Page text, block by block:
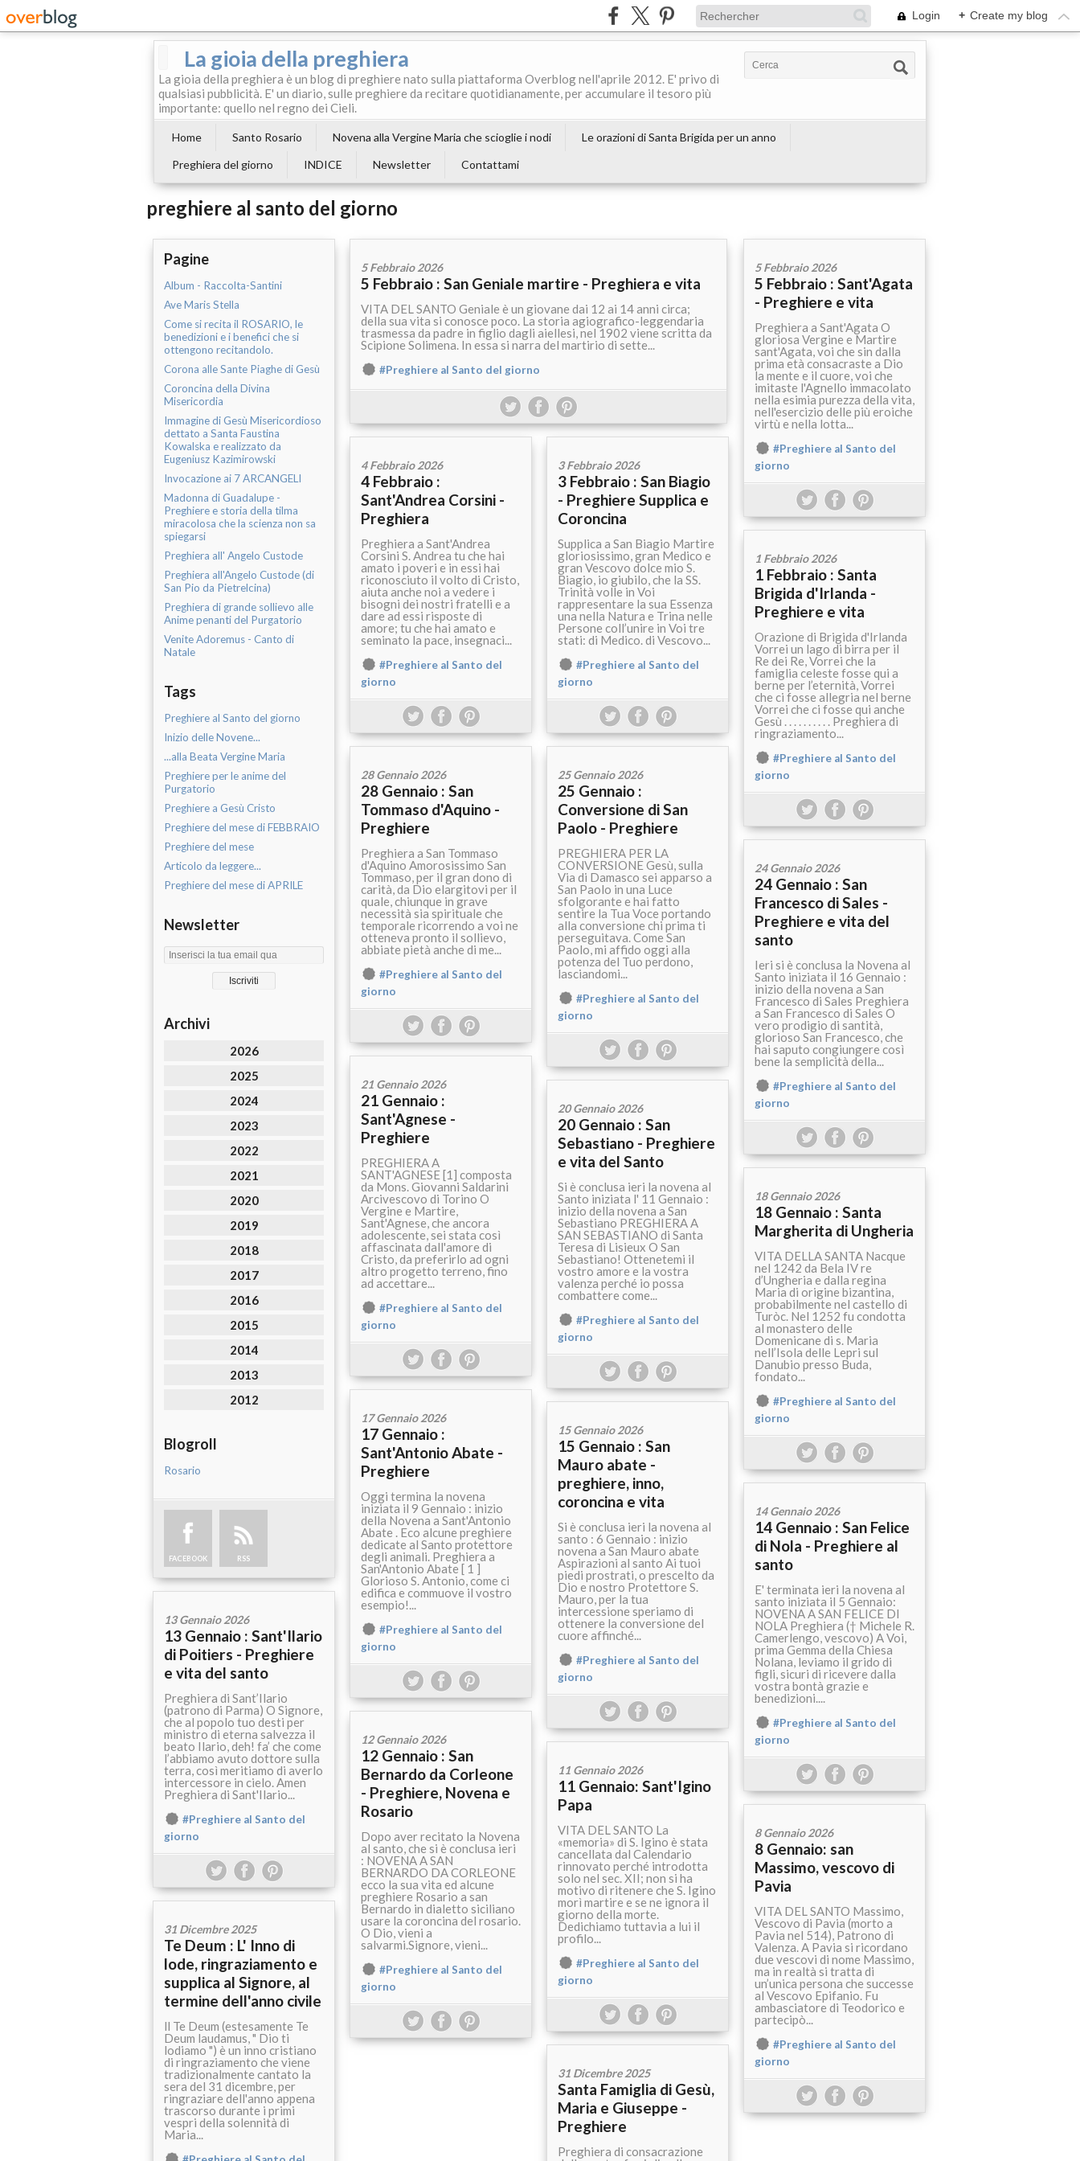
Login + Create my blog
La gioia della preghiera
La gioia della preghiera è un blog di preghiere nato sulla piattaforma Overblog nell'aprile 2012. E' privo di
qualsiasi pubblicità. E' un diario, sulle preghiere da recitare quotidianamente, per accumulare il tesoro più
importante: quello nel regno dei Cieli.
Home Santo Rosario Novena alla Vergine Maria che scioglie i nodi
Le orazioni di Santa Brigida per un anno
Preghiera del giorno
INDICE Newsletter Contattami
preghiere al santo del giorno
Pagine
Album - Raccolta-Santini
Ave Maris Stella
Come si recita il ROSARIO, le
benedizioni e i benefici che si
ottengono recitandolo.
Corona alle Sante Piaghe di Gesù
Coroncina della Divina
Misericordia
Immagine di Gesù Misericordioso
dettato a Santa Faustina
Kowalska e realizzato da
Eugeniusz Kazimirowski
Invocazione ai 7 ARCANGELI
Madonna di Guadalupe -
Preghiere e storia della tilma
miracolosa che la scienza non sa
spiegarsi
Preghiera all' Angelo Custode
Preghiera all'Angelo Custode (di
San Pio da Pietrelcina)
Preghiera di grande sollievo alle
Anime penanti del Purgatorio
Venite Adoremus - Canto di
Natale
Tags
Preghiere al Santo del giorno
Inizio delle Novene...
...alla Beata Vergine Maria
Preghiere per le anime del
Purgatorio
Preghiere a Gesù Cristo
Preghiere del mese di FEBBRAIO
Preghiere del mese
Articolo da leggere...
Preghiere del mese di APRILE
Newsletter
Archivi
2026
2025
2024
2023
2022
2021
2020
2019
2018
2017
2016
2015
2014
2013
2012
Blogroll
Rosario
FACEBOOK RSS
5 Febbraio 2026
5 Febbraio : San Geniale martire - Preghiera e vita
VITA DEL SANTO Geniale è un giovane dai 12 ai 14 anni circa;
della sua vita si conosce poco. La storia agiografico-leggendaria
trasmessa da padre in figlio dagli aiellesi, nel 1902 viene scritta da
Scipione Solimena. In essa si narra del martirio di sette...
#Preghiere al Santo del giorno
5 Febbraio 2026
5 Febbraio : Sant'Agata
- Preghiere e vita
Preghiera a Sant'Agata O
gloriosa Vergine e Martire
sant'Agata, voi che sin dalla
prima età consacraste a Dio
la mente e il cuore, voi che
imitaste l'Agnello immacolato
nella esimia purezza della vita,
nell'esercizio delle più eroiche
virtù e nella lotta...
#Preghiere al Santo del
giorno
4 Febbraio 2026
4 Febbraio :
Sant'Andrea Corsini -
Preghiera
Preghiera a Sant'Andrea
Corsini S. Andrea tu che hai
amato i poveri e in essi hai
riconosciuto il volto di Cristo,
aiuta anche noi a vedere i
bisogni dei nostri fratelli e a
dare ad essi risposte di
amore; tu che hai amato e
seminato la pace, insegnaci...
#Preghiere al Santo del
giorno
3 Febbraio 2026
3 Febbraio : San Biagio
- Preghiere Supplica e
Coroncina
Supplica a San Biagio Martire
gloriosissimo, gran Medico e
gran Vescovo dolce mio S.
Biagio, io giubilo, che la SS.
Trinità volle in Voi
rappresentare la sua Essenza
una nella Natura e Trina nelle
Persone coll’unire in Voi tre
stati: di Medico. di Vescovo...
#Preghiere al Santo del
giorno
1 Febbraio 2026
1 Febbraio : Santa
Brigida d'Irlanda -
Preghiere e vita
Orazione di Brigida d'Irlanda
Vorrei un lago di birra per il
Re dei Re, Vorrei che la
famiglia celeste fosse qui a
berne per l’eternità, Vorrei
che ci fosse allegria nel berne
Vorrei che ci fosse qui anche
Gesù . . . . . . . . . . Preghiera di
ringraziamento...
#Preghiere al Santo del
giorno
28 Gennaio 2026
28 Gennaio : San
Tommaso d'Aquino -
Preghiere
Preghiera a San Tommaso
d'Aquino Amorosissimo San
Tommaso, per il gran dono di
carità, da Dio elargitovi per il
quale, chiunque in grave
necessità sia spirituale che
temporale ricorrendo a voi ne
otteneva pronto il sollievo,
abbiate pietà anche di me...
#Preghiere al Santo del
giorno
25 Gennaio 2026
25 Gennaio :
Conversione di San
Paolo - Preghiere
PREGHIERA PER LA
CONVERSIONE Gesù, sulla
Via di Damasco sei apparso a
San Paolo in una Luce
sfolgorante e hai fatto
sentire la Tua Voce portando
alla conversione chi prima ti
perseguitava. Come San
Paolo, mi affido oggi alla
potenza del Tuo perdono,
lasciandomi...
#Preghiere al Santo del
giorno
24 Gennaio 2026
24 Gennaio : San
Francesco di Sales -
Preghiere e vita del
santo
Ieri si è conclusa la Novena al
Santo iniziata il 16 Gennaio :
inizio della novena a San
Francesco di Sales Preghiera
a San Francesco di Sales O
vero prodigio di santità,
glorioso San Francesco, che
hai saputo congiungere così
bene la semplicità della...
#Preghiere al Santo del
giorno
21 Gennaio 2026
21 Gennaio :
Sant'Agnese -
Preghiere
PREGHIERA A
SANT'AGNESE [1] composta
da Mons. Giovanni Saldarini
Arcivescovo di Torino O
Vergine e Martire,
Sant'Agnese, che ancora
adolescente, sei stata così
affascinata dall'amore di
Cristo, da preferirlo ad ogni
altro progetto terreno, fino
ad accettare...
#Preghiere al Santo del
giorno
20 Gennaio 2026
20 Gennaio : San
Sebastiano - Preghiere
e vita del Santo
Si è conclusa ieri la novena al
Santo iniziata l' 11 Gennaio :
inizio della novena a San
Sebastiano PREGHIERA A
SAN SEBASTIANO di Santa
Teresa di Lisieux O San
Sebastiano! Ottenetemi il
vostro amore e la vostra
valenza perché io possa
combattere come...
#Preghiere al Santo del
giorno
18 Gennaio 2026
18 Gennaio : Santa
Margherita di Ungheria
VITA DELLA SANTA Nacque
nel 1242 da Bela IV re
d’Ungheria e dalla regina
Maria di origine bizantina,
probabilmente nel castello di
Turòc. Nel 1252 fu condotta
al monastero delle
Domenicane di s. Maria
nell’Isola delle Lepri sul
Danubio presso Buda,
fondato...
#Preghiere al Santo del
giorno
17 Gennaio 2026
17 Gennaio :
Sant'Antonio Abate -
Preghiere
Oggi termina la novena
iniziata il 9 Gennaio : inizio
della Novena a Sant'Antonio
Abate . Eco alcune preghiere
dedicate al Santo protettore
degli animali. Preghiera a
San'Antonio Abate [ 1 ]
Glorioso S. Antonio, come ci
edifica e commuove il vostro
esempio!...
#Preghiere al Santo del
giorno
15 Gennaio 2026
15 Gennaio : San
Mauro abate -
preghiere, inno,
coroncina e vita
Si è conclusa ieri la novena al
santo : 6 Gennaio : inizio
novena a San Mauro abate
Aspirazioni al santo Ai tuoi
piedi prostrati, o prescelto da
Dio e nostro Protettore S.
Mauro, per la tua
intercessione speriamo di
ottenere la conversione del
cuore affinché...
#Preghiere al Santo del
giorno
14 Gennaio 2026
14 Gennaio : San Felice
di Nola - Preghiere al
santo
E' terminata ieri la novena al
santo iniziata il 5 Gennaio:
NOVENA A SAN FELICE DI
NOLA Preghiera († Michele R.
Camerlengo, vescovo) A Voi,
prima Gemma della Chiesa
Nolana, leviamo il grido di
figli, sicuri di ricevere dalla
vostra bontà grazie e
benedizioni....
#Preghiere al Santo del
giorno
13 Gennaio 2026
13 Gennaio : Sant'Ilario
di Poitiers - Preghiere
e vita del santo
Preghiera di Sant’Ilario
(patrono di Parma) O Signore,
che al popolo tuo desti per
ministro di eterna salvezza il
beato Ilario, deh! fa’ che come
l’abbiamo avuto dottore sulla
terra, così meritiamo di averlo
intercessore in cielo. Amen
Preghiera di Sant'Ilario...
#Preghiere al Santo del
giorno
12 Gennaio 2026
12 Gennaio : San
Bernardo da Corleone
- Preghiere, Novena e
Rosario
Dopo aver recitato la Novena
al santo, che si è conclusa ieri
: NOVENA A SAN
BERNARDO DA CORLEONE
ecco la sua vita ed alcune
preghiere Rosario a san
Bernardo in dialetto siciliano
usare la coroncina del rosario.
O Dio, vieni a
salvarmi.Signore, vieni...
#Preghiere al Santo del
giorno
11 Gennaio 2026
11 Gennaio: Sant'Igino
Papa
VITA DEL SANTO La
«memoria» di S. Igino è stata
cancellata dal Calendario
rinnovato perché introdotta
solo nel sec. XII; non si ha
motivo di ritenere che S. Igino
morì martire e se ne ignora il
giorno della morte.
Dedichiamo tuttavia a lui il
profilo...
#Preghiere al Santo del
giorno
8 Gennaio 2026
8 Gennaio: san
Massimo, vescovo di
Pavia
VITA DEL SANTO Massimo,
Vescovo di Pavia (morto a
Pavia nel 514), Patrono di
Valenza. A Pavia si ricordano
due vescovi di nome Massimo,
ma in realtà si tratta di
un’unica persona che successe
al Vescovo Epifanio. Fu
ambasciatore di Teodorico e
partecipò...
#Preghiere al Santo del
giorno
31 Dicembre 2025
Te Deum : L' Inno di
lode, ringraziamento e
supplica al Signore, al
termine dell'anno civile
ll Te Deum (estesamente Te
Deum laudamus, " Dio ti
lodiamo ") è un inno cristiano
di ringraziamento che viene
tradizionalmente cantato la
sera del 31 dicembre, per
ringraziare dell'anno appena
trascorso durante i primi
vespri della solennità di
Maria...
31 Dicembre 2025
Santa Famiglia di Gesù,
Maria e Giuseppe -
Preghiere
Preghiera di consacrazione